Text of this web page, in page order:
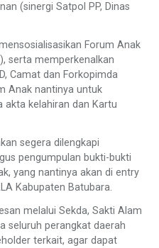
(sinergi Satpol PP, Dinas
Forum Anak
serta memperkenalkan
Camat dan Forkopimda
Anak nantinya untuk
akta kelahiran dan Kartu
segera dilengkapi
pengumpulan bukti-bukti
yang nantinya akan di entry
Kabupaten Batubara.
melalui Sekda, Sakti Alam
seluruh perangkat daerah
terkait, agar dapat